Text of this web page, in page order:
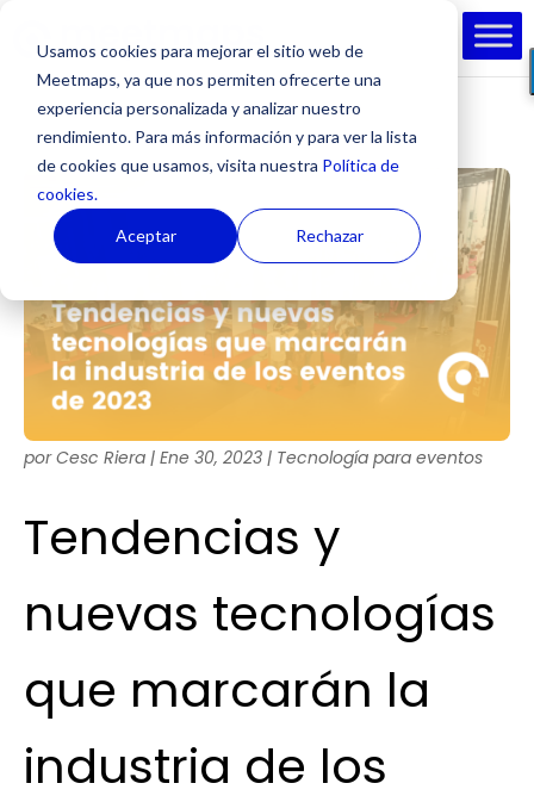
Usamos cookies para mejorar el sitio web de
Meetmaps, ya que nos permiten ofrecerte una
experiencia personalizada y analizar nuestro
rendimiento. Para más información y para ver la lista
de cookies que usamos, visita nuestra Política de
cookies.
Aceptar Rechazar
Tendencias y
nuevas tecnologías
que marcarán la
industria de los
porCesc Riera | Ene 30, 2023 | Tecnología para eventos